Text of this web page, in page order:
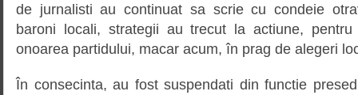
de jurnalisti au continuat sa scrie cu condeie
baroni locali, strategii au trecut la actiune,
onoarea partidului, macar acum, în prag de alegeri
În consecinta, au fost suspendati din functie